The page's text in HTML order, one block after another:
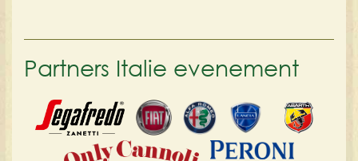
Partners Italie evenement